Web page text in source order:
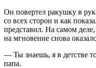
Он повертел ракушку в
со всех сторон и как
представил. На самом
на мгновение снова
— Ты знаешь, я в детстве
папа.